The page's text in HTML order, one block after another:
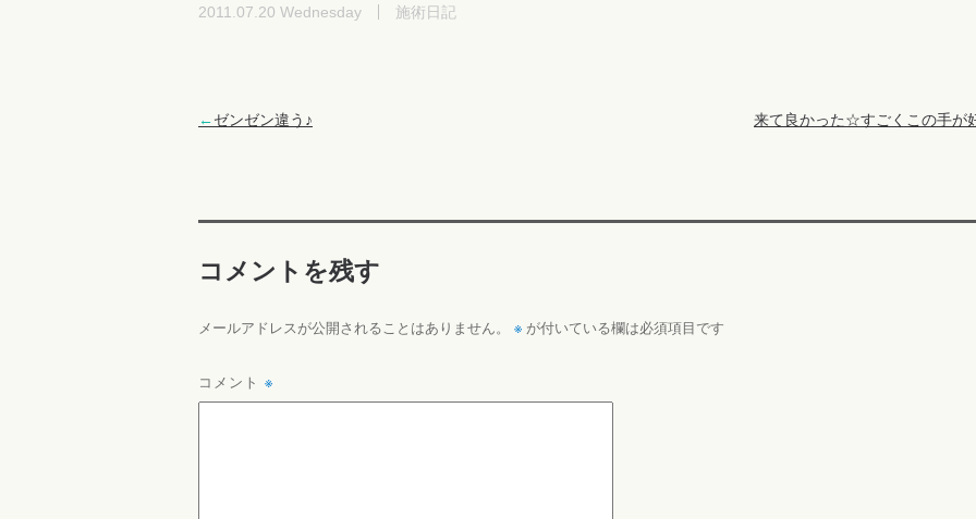
2011.07.20 Wednesday 施術日記
←ゼンゼン違う♪ 来て良かった☆すごくこの手が
コメントを残す
メールアドレスが公開されることはありません。 ※ が付いている欄は必須項目です
コメント ※